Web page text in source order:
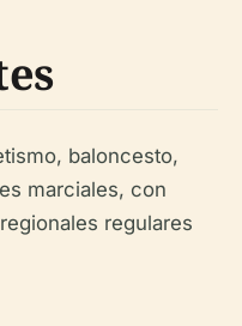
baloncesto,
marciales, con
regulares